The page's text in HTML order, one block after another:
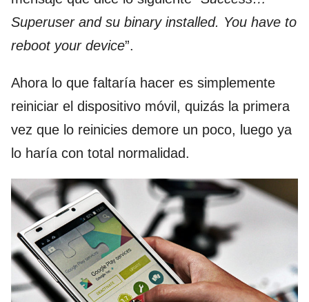
Superuser and su binary installed. You have to
reboot your device”.
Ahora lo que faltaría hacer es simplemente
reiniciar el dispositivo móvil, quizás la primera
vez que lo reinicies demore un poco, luego ya
lo haría con total normalidad.